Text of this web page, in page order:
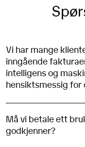
Vi har mange
inngående
intelligens og
hensiktsmessig for
SEMINE kan lære av
kunnskapen den
deres. Dette gjør det
slik at dere kan dra
Må vi betale ett
godkjenner?